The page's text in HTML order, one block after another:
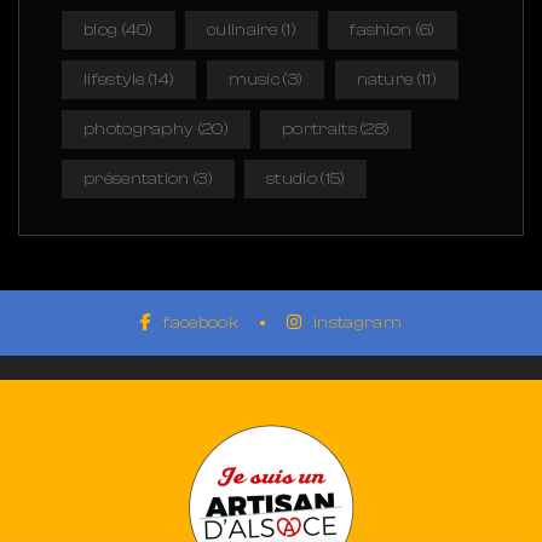
blog (40) culinaire (1) fashion (6)
lifestyle (14) music(3) nature (11)
photography (20) portraits(28)
présentation (3) studio(15)
facebook instagram